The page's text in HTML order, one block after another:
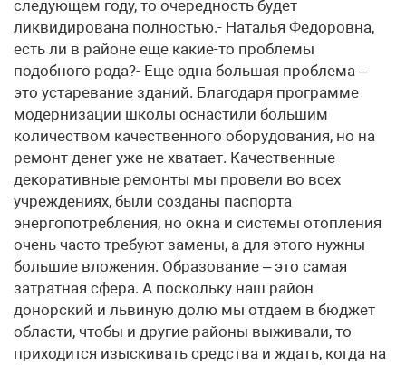
следующем году, то очередность будет
ликвидирована полностью.- Наталья Федоровна,
есть ли в районе еще какие-то проблемы
подобного рода?- Еще одна большая проблема –
это устаревание зданий. Благодаря программе
модернизации школы оснастили большим
количеством качественного оборудования, но на
ремонт денег уже не хватает. Качественные
декоративные ремонты мы провели во всех
учреждениях, были созданы паспорта
энергопотребления, но окна и системы отопления
очень часто требуют замены, а для этого нужны
большие вложения. Образование – это самая
затратная сфера. А поскольку наш район
донорский и львиную долю мы отдаем в бюджет
области, чтобы и другие районы выживали, то
приходится изыскивать средства и ждать, когда на